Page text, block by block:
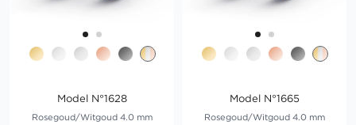
Model N°1628
Rosegoud/Witgoud 4.0 mm
Model N°1665
Rosegoud/Witgoud 4.0 mm